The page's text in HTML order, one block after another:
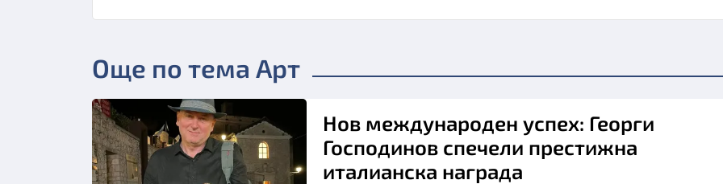
Още по тема Арт
Нов международен успех: Георги
Господинов спечели престижна
италианска награда